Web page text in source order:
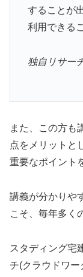
することが
利用できる
独自リサー
また、この方も
点をメリットと
重要なポイント
講義が分かりや
こそ、毎年多く
スタディング宅
チ(クラウドワー